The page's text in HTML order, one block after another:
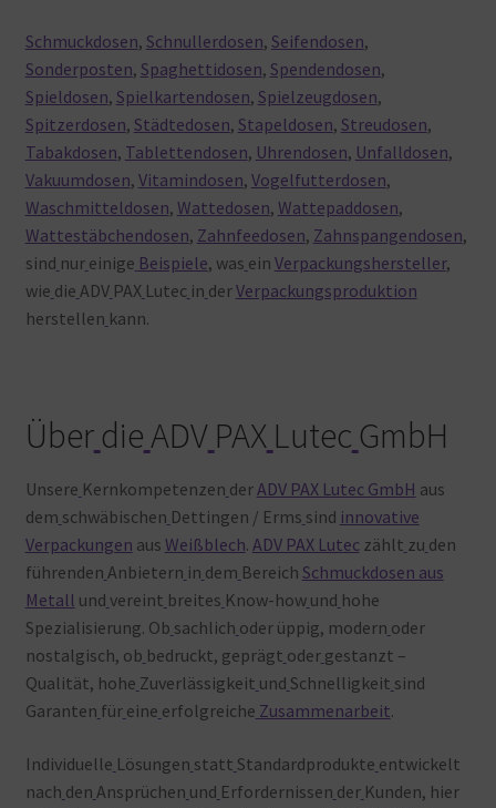
Schmuckdosen, Schnullerdosen, Seifendosen,
Sonderposten, Spaghettidosen, Spendendosen,
Spieldosen, Spielkartendosen, Spielzeugdosen,
Spitzerdosen, Städtedosen, Stapeldosen, Streudosen,
Tabakdosen, Tablettendosen, Uhrendosen, Unfalldosen,
Vakuumdosen, Vitamindosen, Vogelfutterdosen,
Waschmitteldosen, Wattedosen, Wattepaddosen,
Wattestäbchendosen, Zahnfeedosen, Zahnspangendosen,
sind nur einige Beispiele, was ein Verpackungshersteller,
wie die ADV PAX Lutec in derVerpackungsproduktion
herstellen kann.
Über dieADV PAX Lutec GmbH
Unsere Kernkompetenzen derADV PAX Lutec GmbH aus
dem schwäbischen Dettingen / Erms sind innovative
Verpackungen aus Weißblech. ADV PAX Luteczählt zu den
führenden Anbietern in dem Bereich Schmuckdosen aus
Metall und vereint breites Know-how und hohe
Spezialisierung. Ob sachlich oder üppig, modern oder
nostalgisch, ob bedruckt, geprägt oder gestanzt –
Qualität, hohe Zuverlässigkeit und Schnelligkeit sind
Garanten für eine erfolgreiche Zusammenarbeit.
Individuelle Lösungen statt Standardprodukte entwickelt
nach den Ansprüchen und Erfordernissen der Kunden, hier